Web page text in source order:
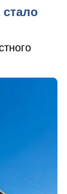
стало